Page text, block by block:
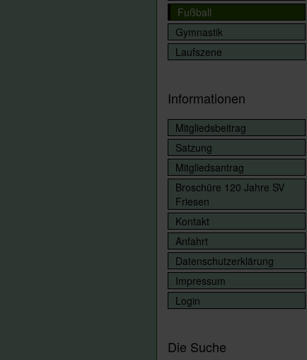
Fußball
Gymnastik
Laufszene
Informationen
Mitgliedsbeitrag
Satzung
Mitgliedsantrag
Broschüre 120 Jahre SV
Friesen
Kontakt
Anfahrt
Datenschutzerklärung
Impressum
Login
Die Suche